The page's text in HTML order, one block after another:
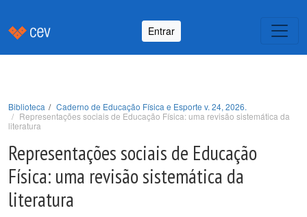
Entrar
Biblioteca
Caderno de Educação Física e Esporte v. 24, 2026.
Representações sociais de Educação Física: uma revisão sistemática da
literatura
Representações sociais de Educação
Física: uma revisão sistemática da
literatura